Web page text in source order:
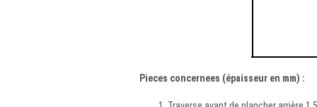
Pieces concernees (épaisseur en mm) :